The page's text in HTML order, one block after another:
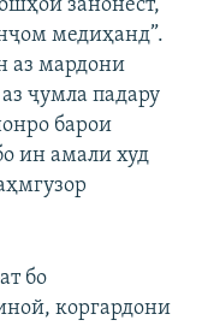
занонест,
медиҳанд”.
аз мардони
ҷумла падару
барои
ин амали худ
бо
коргардони